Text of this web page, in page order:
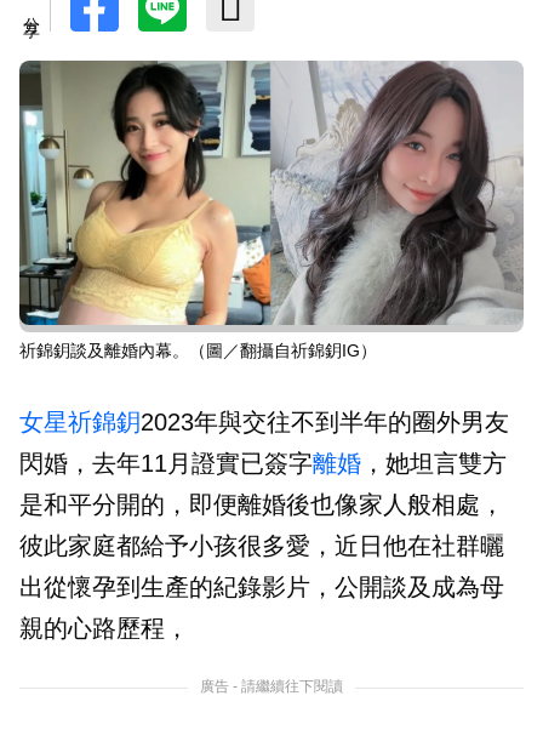
祈錦鈅談及離婚內幕。（圖／翻攝自祈錦鈅IG）
女星祈錦鈅2023年與交往不到半年的圈外男友
閃婚，去年11月證實已簽字離婚 ，她坦言雙方
是和平分開的，即便離婚後也像家人般相處，
彼此家庭都給予小孩很多愛，近日他在社群曬
出從懷孕到生產的紀錄影片，公開談及成為母
親的心路歷程，
廣告 - 請繼續往下閱讀